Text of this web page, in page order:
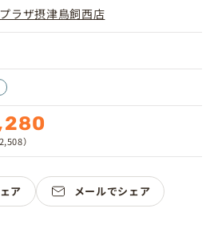
ラザ摂津鳥飼西店
）
ア メールでシェア